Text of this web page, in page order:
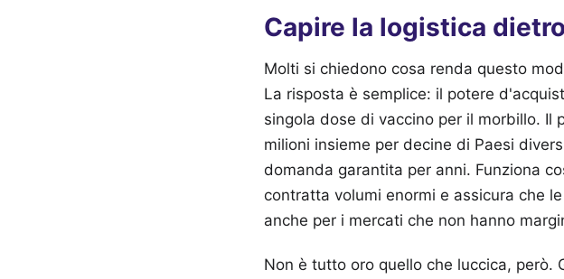
Capire la logistica
Molti si chiedono cosa renda questo
La risposta è semplice: il potere
singola dose di vaccino per il morbillo. Il
milioni insieme per decine di Paesi
domanda garantita per anni. Funziona
contratta volumi enormi e assicura che
anche per i mercati che non hanno
Non è tutto oro quello che luccica, però.